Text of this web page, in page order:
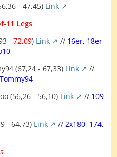
- 47,45) Link
11 Legs
- 72,09) Link // 16er, 18er
(67,24 - 67,33) Link
//
(56,26 - 56,10) Link // 109
- 64,73) Link // 2x180, 174,